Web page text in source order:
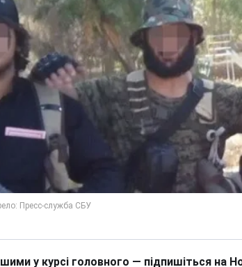
у курсі головного — підпишіться на